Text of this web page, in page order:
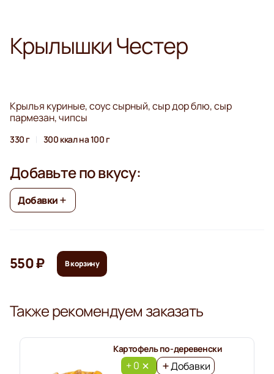
Крылышки Честер
Крылья куриные, соус сырный, сыр дор блю, сыр
пармезан, чипсы
330 г 300 ккал на 100 г
Добавьте по вкусу:
Добавки
550 ₽ В корзину
Также рекомендуем заказать
Картофель по-деревенски
+ 0 Добавки